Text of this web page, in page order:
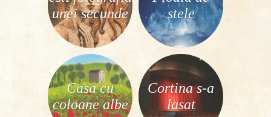
unei secunde
stele
Casa cu
coloane albe
Cortina s-a
lasat